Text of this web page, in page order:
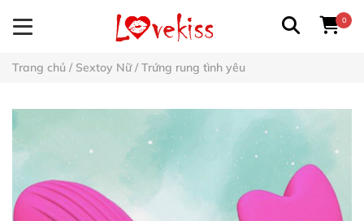
0
Trang chủ / Sextoy Nữ/ Trứng rung tình yêu